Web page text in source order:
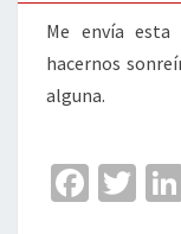
Me envía esta
hacernos
alguna.
Fa T